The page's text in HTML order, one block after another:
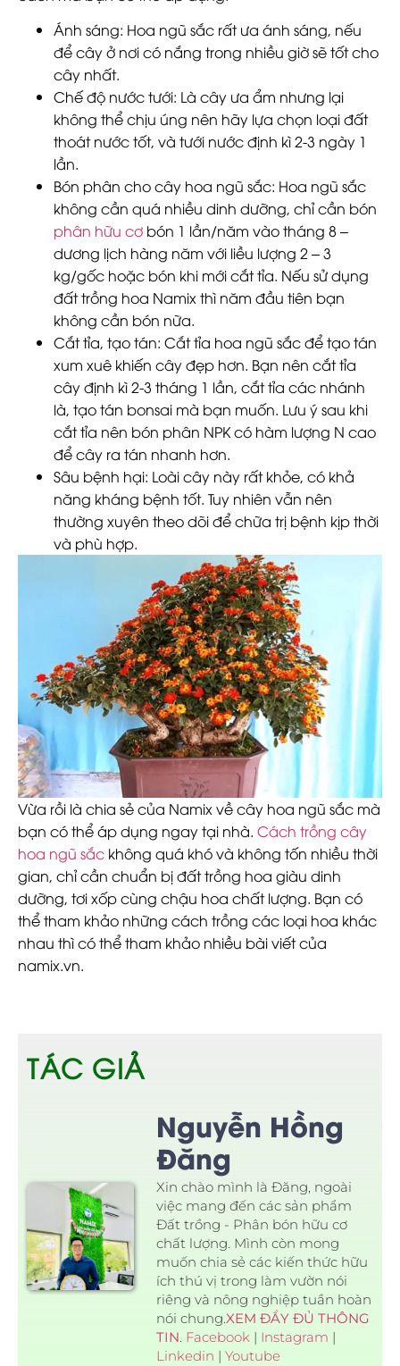
Ánh sáng: Hoa ngũ sắc rất ưa ánh sáng, nếu
để cây ở nơi có nắng trong nhiều giờ sẽ tốt cho
cây nhất.
Chế độ nước tưới: Là cây ưa ẩm nhưng lại
không thể chịu úng nên hãy lựa chọn loại đất
thoát nước tốt, và tưới nước định kì 2-3 ngày 1
lần.
Bón phân cho cây hoa ngũ sắc: Hoa ngũ sắc
không cần quá nhiều dinh dưỡng, chỉ cần bón
phân hữu cơ bón 1 lần/năm vào tháng 8 –
dương lịch hàng năm với liều lượng 2 – 3
kg/gốc hoặc bón khi mới cắt tỉa. Nếu sử dụng
đất trồng hoa Namix thì năm đầu tiên bạn
không cần bón nữa.
Cắt tỉa, tạo tán: Cắt tỉa hoa ngũ sắc để tạo tán
xum xuê khiến cây đẹp hơn. Bạn nên cắt tỉa
cây định kì 2-3 tháng 1 lần, cắt tỉa các nhánh
là, tạo tán bonsai mà bạn muốn. Lưu ý sau khi
cắt tỉa nên bón phân NPK có hàm lượng N cao
để cây ra tán nhanh hơn.
Sâu bệnh hại: Loài cây này rất khỏe, có khả
năng kháng bệnh tốt. Tuy nhiên vẫn nên
thường xuyên theo dõi để chữa trị bệnh kịp thời
và phù hợp.
Vừa rồi là chia sẻ của Namix về cây hoa ngũ sắc mà
bạn có thể áp dụng ngay tại nhà. Cách trồng cây
hoa ngũ sắc không quá khó và không tốn nhiều thời
gian, chỉ cần chuẩn bị đất trồng hoa giàu dinh
dưỡng, tơi xốp cùng chậu hoa chất lượng. Bạn có
thể tham khảo những cách trồng các loại hoa khác
nhau thì có thể tham khảo nhiều bài viết của
namix.vn.
TÁC GIẢ
Nguyễn Hồng
Đăng
Xin chào mình là Đăng, ngoài
việc mang đến các sản phẩm
Đất trồng - Phân bón hữu cơ
chất lượng. Mình còn mong
muốn chia sẻ các kiến thức hữu
ích thú vị trong làm vườn nói
riêng và nông nghiệp tuần hoàn
nói chung.XEM ĐẦY ĐỦ THÔNG
TIN. Facebook | Instagram |
Linkedin | Youtube